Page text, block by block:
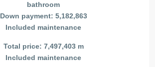
bathroom
Down payment: 5,182,863
Included maintenance
Total price: 7,497,403 m
Included maintenance